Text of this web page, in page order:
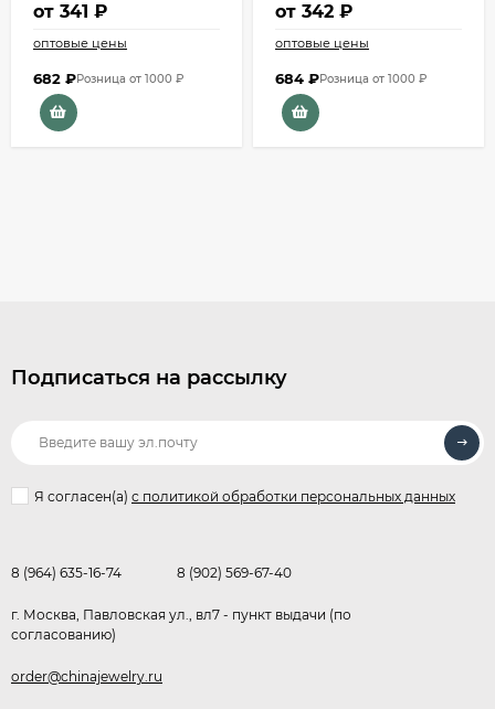
от 341 ₽
оптовые цены
682 ₽Розница от 1000 ₽
от 342 ₽
оптовые цены
684 ₽Розница от 1000 ₽
Подписаться на рассылку
Я согласен(a) с политикой обработки персональных данных
8 (964) 635-16-74 8 (902) 569-67-40
г. Москва, Павловская ул., вл7 - пункт выдачи (по
согласованию)
order@chinajewelry.ru